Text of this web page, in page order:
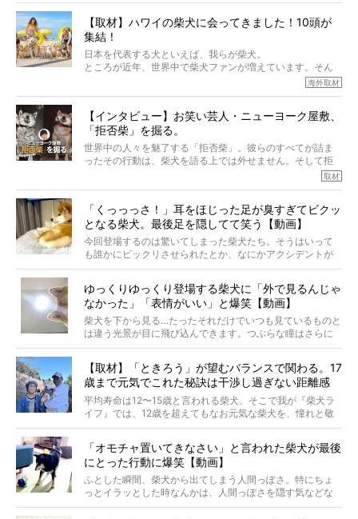
でも、いざそれぞれの個体を見ていくと、丈夫で病気にも
なりにくい、とは言えないような気もするのです。
実際に「病気にならない」などということはないし、飼い
主はそのためにやるべきことがある。
今回は、柴犬に関わる方たちすべてに読んで欲しい、ある
語でした。
※画像はすべてイメージです
※この記事は個人の感想であり、効果・効能を示すものではありません
【取材】ハワイの柴犬に会ってきました！10頭が
集結！
日本を代表する犬といえば、我らが柴犬。
ところが近年、世界中で柴犬ファンが増えています。そん
な中「柴犬ライフ」が目をつけたのは、南の楽園ハワイ。
そんな噂を聞きつけ、今回はハワイの柴犬たちを取材して
きました！
海外取材
【インタビュー】お笑い芸人・ニューヨーク屋敷、
「拒否柴」を掘る。
世界中の人々を魅了する「拒否柴」。彼らのすべてが詰ま
ったその行動は、柴犬を語る上では外せません。そして拒
否柴がここまで話題になるのは、“映える”ことも理由のひと
がるのでしょうか。
最近版画製作を始めた、お笑いコンビ「ニューヨーク」の
屋敷裕政さんに、拒否柴を掘っていただきました！ イン
タビューと合わせてご覧ください。
取材
「くっっっさ！」耳をほじった足が臭すぎてビクッ
となる柴犬。最後足を隠してて笑う【動画】
今回登場するのは驚いてしまった柴犬たち。そうはいって
も誰かにビックリさせられたとか、なにかアクシデントが
起きたとか、そういうことが原因ではありません。全ての
ゆっくりゆっくり登場する柴犬に「外で見るんじゃ
なかった」「表情がいい」と爆笑【動画】
柴犬を下から見る…たったそれだけでいつも見ているものと
は違う光景が目に飛び込んできます。つぶらな瞳はさらに
つぶらに見え、モフモフのお顔はさらにモフモフに見えま
【取材】「ときろう」が望むバランスで関わる。17
歳まで元気でこれた秘訣は干渉し過ぎない距離感
#38ときろう
平均寿命は12〜15歳と言われる柴犬。そこで我が『柴犬ラ
イフ』では、12歳を超えてもなお元気な柴犬を、憧れと敬
意を込めて“レジェンド柴”と呼んでいます。 この特集で
ォーカスし、その元気の秘訣や、老犬と暮らすうえで大切
だと思うことを、オーナーさんに語っていただきます。今
回登場してくれたのは、17歳のときろうくん。小さい頃か
ら食が細かったため、何でも食べさせてきたということで
「オモチャ置いてきなさい」と言われた柴犬が最後
にとった行動に爆笑【動画】
ふとした瞬間、柴犬から出てしまう人間っぽさ。特にちょ
っとイラッとした時なんかは、人間っぽさを隠す気などな
いように見えます。もしかして本当の本当は、中身は人間